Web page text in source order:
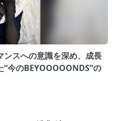
ンスへの意識を深め、成長
今のBEYOOOOONDS”の